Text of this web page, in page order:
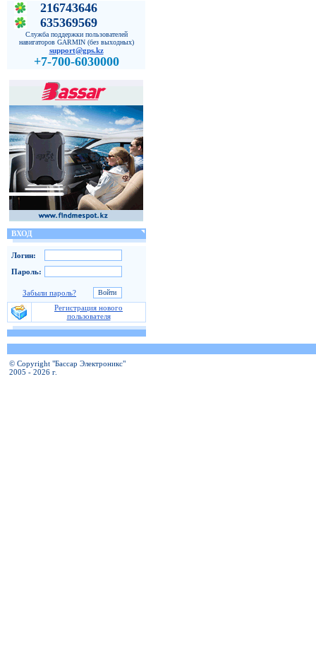
216743646
635369569
Служба поддержки пользователей
навигаторов GARMIN (без выходных)
support@gps.kz
+7-700-6030000
ВХОД
Логин:
Пароль:
Забыли пароль?
Регистрация нового
пользователя
© Copyright "Бассар Электроникс"
2005 - 2026 г.